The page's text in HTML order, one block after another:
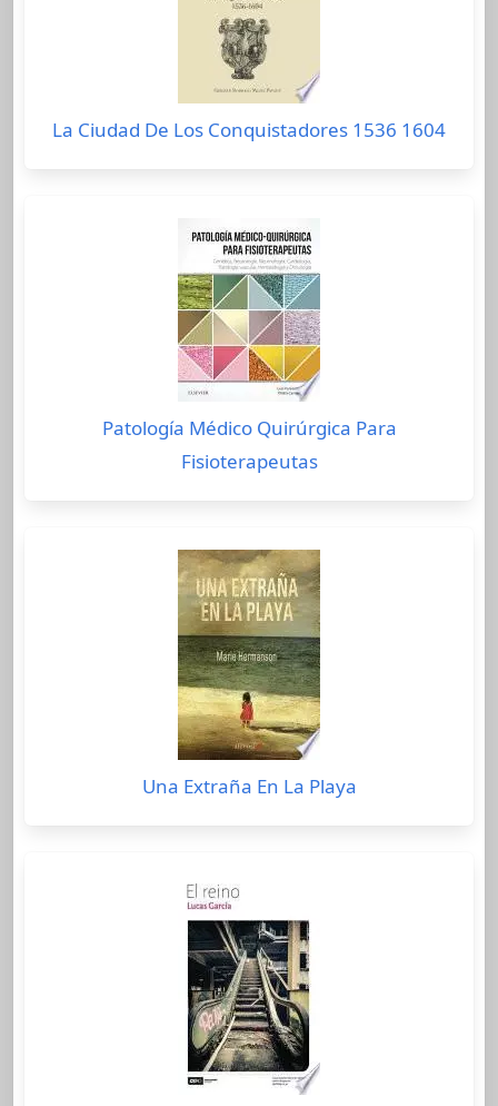
La Ciudad De Los Conquistadores 1536 1604
Patología Médico Quirúrgica Para
Fisioterapeutas
Una Extraña En La Playa